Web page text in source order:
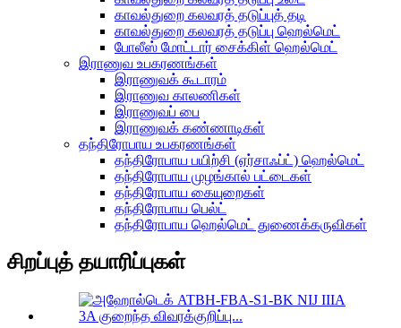
காவல்துறை கலவரத் தடுப்புத் தடி
காவல்துறை கலவரத் தடுப்பு ஹெல்மெட்
போலீஸ் மோட்டார் சைக்கிள் ஹெல்மெட்
இராணுவ உபகரணங்கள்
இராணுவக் கூடாரம்
இராணுவ காலணிகள்
இராணுவப் பை
இராணுவக் கண்ணாடிகள்
தந்திரோபாய உபகரணங்கள்
தந்திரோபாய பயிற்சி (ஏர்சாஃப்ட்) ஹெல்மெட்
தந்திரோபாய முழங்கால் பட்டைகள்
தந்திரோபாய கையுறைகள்
தந்திரோபாய பெல்ட்
தந்திரோபாய ஹெல்மெட் துணைக்கருவிகள்
சிறப்புத் தயாரிப்புகள்